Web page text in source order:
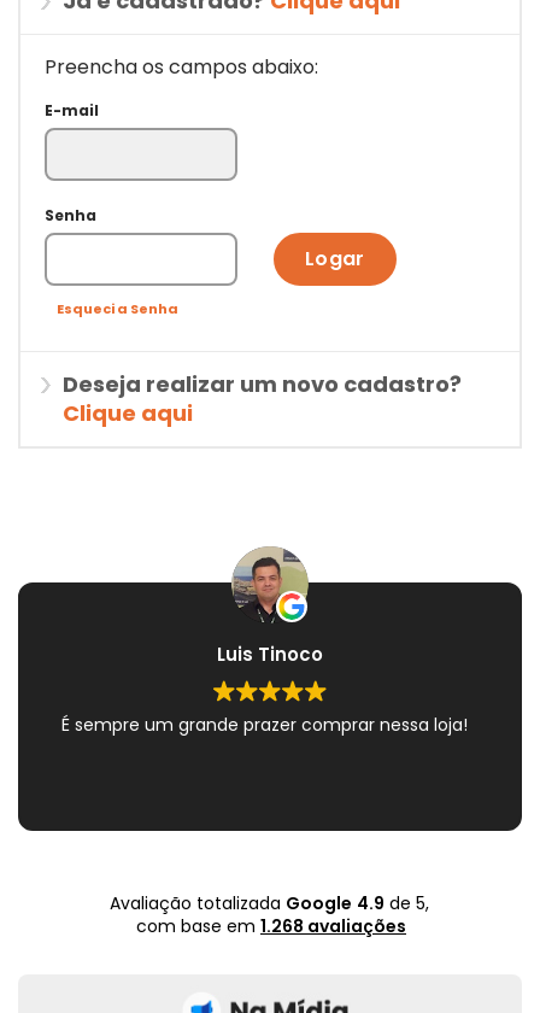
Preencha os campos abaixo:
E-mail
Senha
Logar
Esqueci a Senha
Deseja realizar um novo cadastro?
Clique aqui
Luis Tinoco
É sempre um grande prazer comprar nessa loja!
Avaliação totalizada Google 4.9 de 5,
com base em 1.268 avaliações